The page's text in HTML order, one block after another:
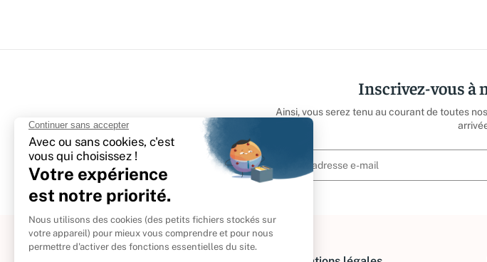
Inscrivez-vous à
Ainsi, vous serez tenu au courant de toutes